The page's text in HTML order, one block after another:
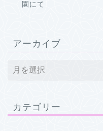
園にて
アーカイブ
カテゴリー